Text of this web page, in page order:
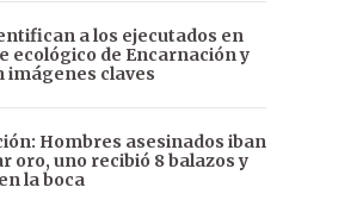
a los ejecutados en
ecológico de Encarnación y
imágenes claves
Hombres asesinados iban
oro, uno recibió 8 balazos y
la boca